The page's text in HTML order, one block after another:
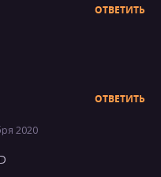
ОТВЕТИТЬ
ОТВЕТИТЬ
2020